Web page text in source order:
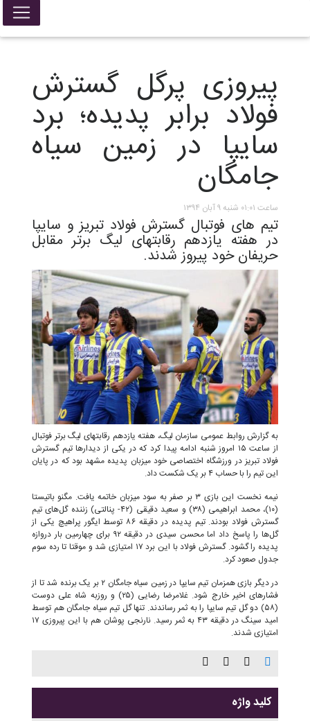
پیروزی پرگل گسترش
فولاد برابر پدیده؛ برد
سایپا در زمین سیاه
جامگان
ساعت ۰۱:۰۱ شنبه ۹ آبان ۱۳۹۴
تیم های فوتبال گسترش فولاد تبریز و سایپا
در هفته یازدهم رقابتهای لیگ برتر مقابل
حریفان خود پیروز شدند.
به گزارش روابط عمومی سازمان لیگ، هفته یازدهم رقابتهای لیگ برتر فوتبال
از ساعت ۱۵ امروز شنبه ادامه پیدا کرد که در یکی از دیدارها تیم گسترش
فولاد تبریز در ورزشگاه اختصاصی خود میزبان پدیده مشهد بود که در پایان
این تیم را با حساب ۴ بر یک شکست داد.
نیمه نخست این بازی ۳ بر صفر به سود میزبان خاتمه یافت. مگنو باتیستا
(۱۰)، محمد ابراهیمی (۳۸) و سعید دقیقی (۴۲- پنالتی) زننده گل‌های تیم
گسترش فولاد بودند. تیم پدیده در دقیقه ۸۶ توسط ایگور پراهیچ یکی از
گل‌ها را پاسخ داد اما محسن سیدی در دقیقه ۹۲ برای چهارمین بار دروازه
پدیده را گشود. گسترش فولاد با این برد ۱۷ امتیازی شد و موقتا تا رده سوم
جدول صعود کرد.
در دیگر بازی همزمان تیم سایپا در زمین سیاه جامگان ۲ بر یک برنده شد تا از
فشارهای اخیر خارج شود. غلامرضا رضایی (۲۵) و روزبه شاه علی دوست
(۵۸) دو گل تیم سایپا را به ثمر رساندند. تنها گل تیم سیاه جامگان هم توسط
امید سینگ در دقیقه ۴۳ به ثمر رسید. نارنجی پوشان هم با این پیروزی ۱۷
امتیازی شدند.
کلید واژه